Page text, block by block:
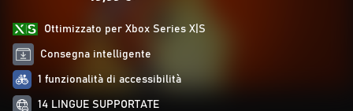
Ottimizzato per Xbox Series X|S
Consegna intelligente
1 funzionalità di accessibilità
14 LINGUE SUPPORTATE